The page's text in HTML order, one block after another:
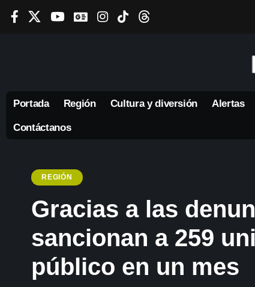
Portada Región Cultura y diversión Alertas
Contáctanos
REGIÓN
Gracias a las
sancionan a 259
público en un mes